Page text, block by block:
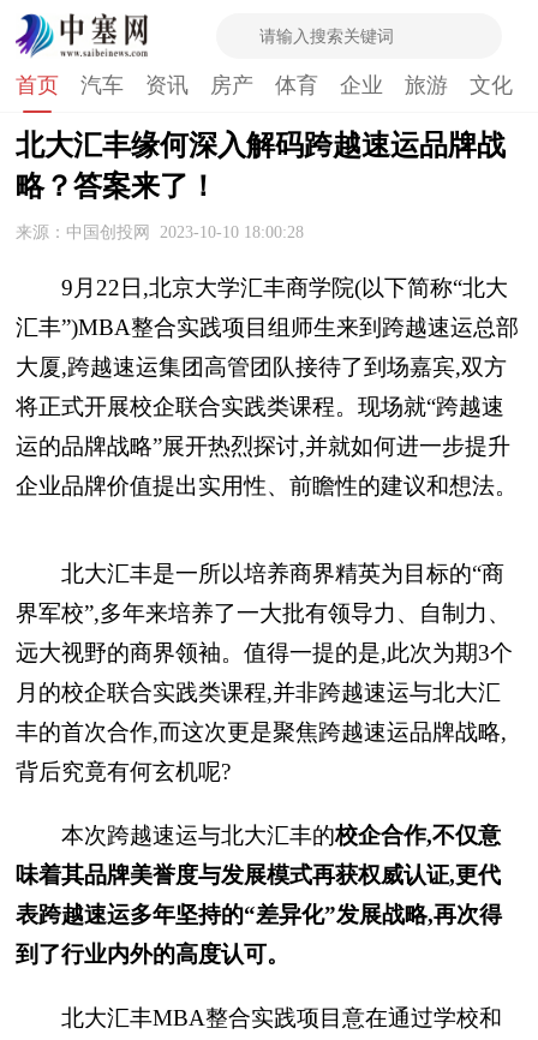
首页 汽车 资讯 房产 体育 企业 旅游 文化
北大汇丰缘何深入解码跨越速运品牌战
略？答案来了！
来源：中国创投网 2023-10-10 18:00:28
9月22日,北京大学汇丰商学院(以下简称“北大
汇丰”)MBA整合实践项目组师生来到跨越速运总部
大厦,跨越速运集团高管团队接待了到场嘉宾,双方
将正式开展校企联合实践类课程。现场就“跨越速
运的品牌战略”展开热烈探讨,并就如何进一步提升
企业品牌价值提出实用性、前瞻性的建议和想法。
北大汇丰是一所以培养商界精英为目标的“商
界军校”,多年来培养了一大批有领导力、自制力、
远大视野的商界领袖。值得一提的是,此次为期3个
月的校企联合实践类课程,并非跨越速运与北大汇
丰的首次合作,而这次更是聚焦跨越速运品牌战略,
背后究竟有何玄机呢?
本次跨越速运与北大汇丰的校企合作,不仅意
味着其品牌美誉度与发展模式再获权威认证,更代
表跨越速运多年坚持的“差异化”发展战略,再次得
到了行业内外的高度认可。
北大汇丰MBA整合实践项目意在通过学校和